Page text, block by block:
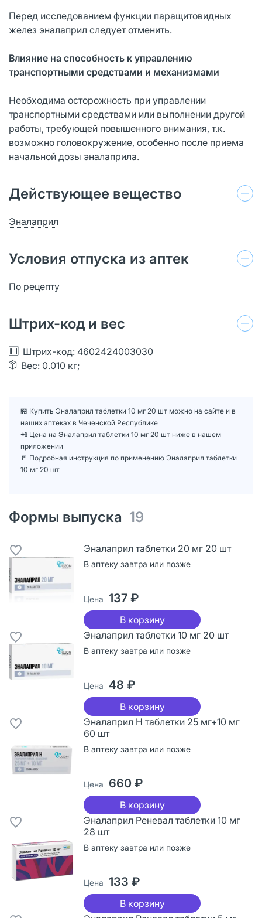
Перед исследованием функции паращитовидных
желез эналаприл следует отменить.
Влияние на способность к управлению
транспортными средствами и механизмами
Необходима осторожность при управлении
транспортными средствами или выполнении другой
работы, требующей повышенного внимания, т.к.
возможно головокружение, особенно после приема
начальной дозы эналаприла.
Действующее вещество
Эналаприл
Условия отпуска из аптек
По рецепту
Штрих-код и вес
Штрих-код: 4602424003030
Вес: 0.010 кг;
🏪 Купить Эналаприл таблетки 10 мг 20 шт можно на сайте и в
наших аптеках в Чеченской Республике
📲 Цена на Эналаприл таблетки 10 мг 20 шт ниже в нашем
приложении
📒 Подробная инструкция по применению Эналаприл таблетки
10 мг 20 шт
Формы выпуска 19
Эналаприл таблетки 20 мг 20 шт
В аптеку завтра или позже
Цена 137 ₽
В корзину
Эналаприл таблетки 10 мг 20 шт
В аптеку завтра или позже
Цена 48 ₽
В корзину
Эналаприл Н таблетки 25 мг+10 мг
60 шт
В аптеку завтра или позже
Цена 660 ₽
В корзину
Эналаприл Реневал таблетки 10 мг
28 шт
В аптеку завтра или позже
Цена 133 ₽
В корзину